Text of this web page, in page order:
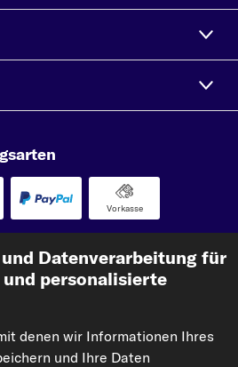
Vorkasse
Datenverarbeitung für
personalisierte
denen wir Informationen Ihres
und Ihre Daten